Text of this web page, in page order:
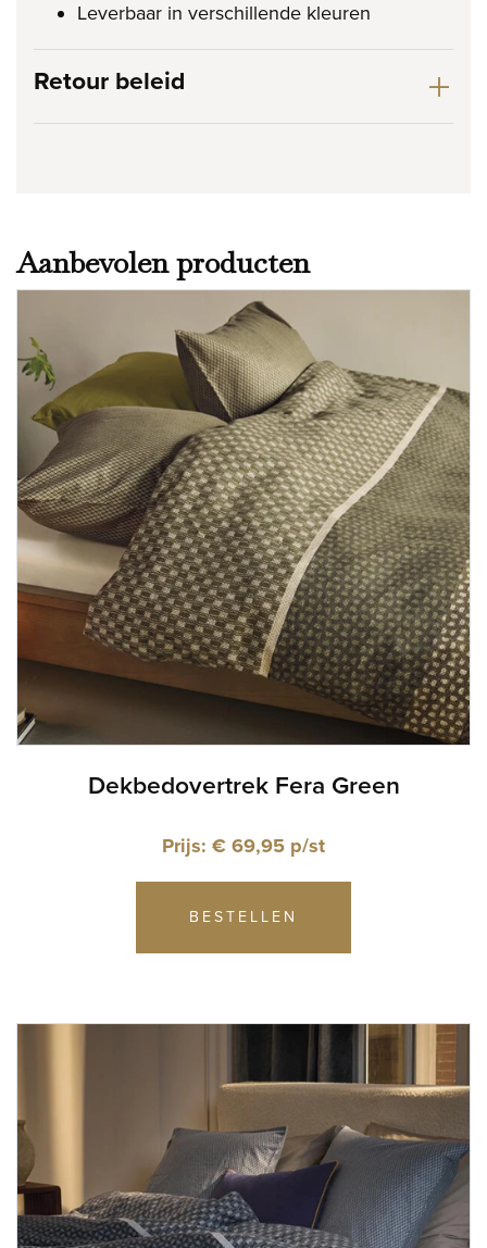
Leverbaar in verschillende kleuren
Retour beleid
Aanbevolen producten
Dekbedovertrek Fera Green
Prijs: € 69,95 p/st
BESTELLEN